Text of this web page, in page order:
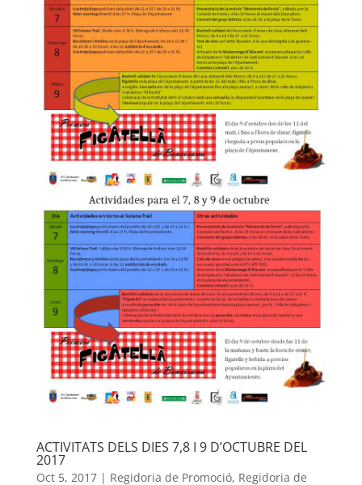
ACTIVITATS DELS DIES 7,8 I 9 D’OCTUBRE DEL
2017
Oct 5, 2017| Regidoria de Promoció, Regidoria de